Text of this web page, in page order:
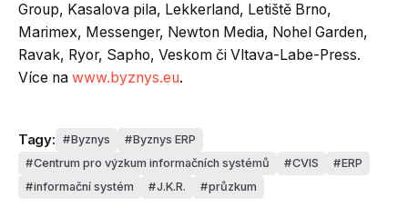
Group, Kasalova pila, Lekkerland, Letiště Brno,
Marimex, Messenger, Newton Media, Nohel Garden,
Ravak, Ryor, Sapho, Veskom či Vltava-Labe-Press.
Více na www.byznys.eu.
Tagy: Byznys
Byznys ERP
Centrum pro výzkum informačních systémů
CVIS
ERP
informační systém
J.K.R. průzkum